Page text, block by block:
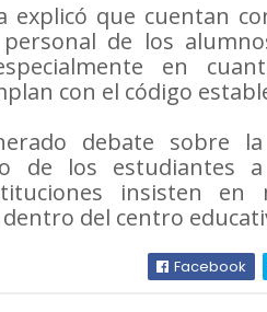
explicó que cuentan
de los
en
con el código
debate sobre
de los estudiantes
insisten en
del centro
Facebook